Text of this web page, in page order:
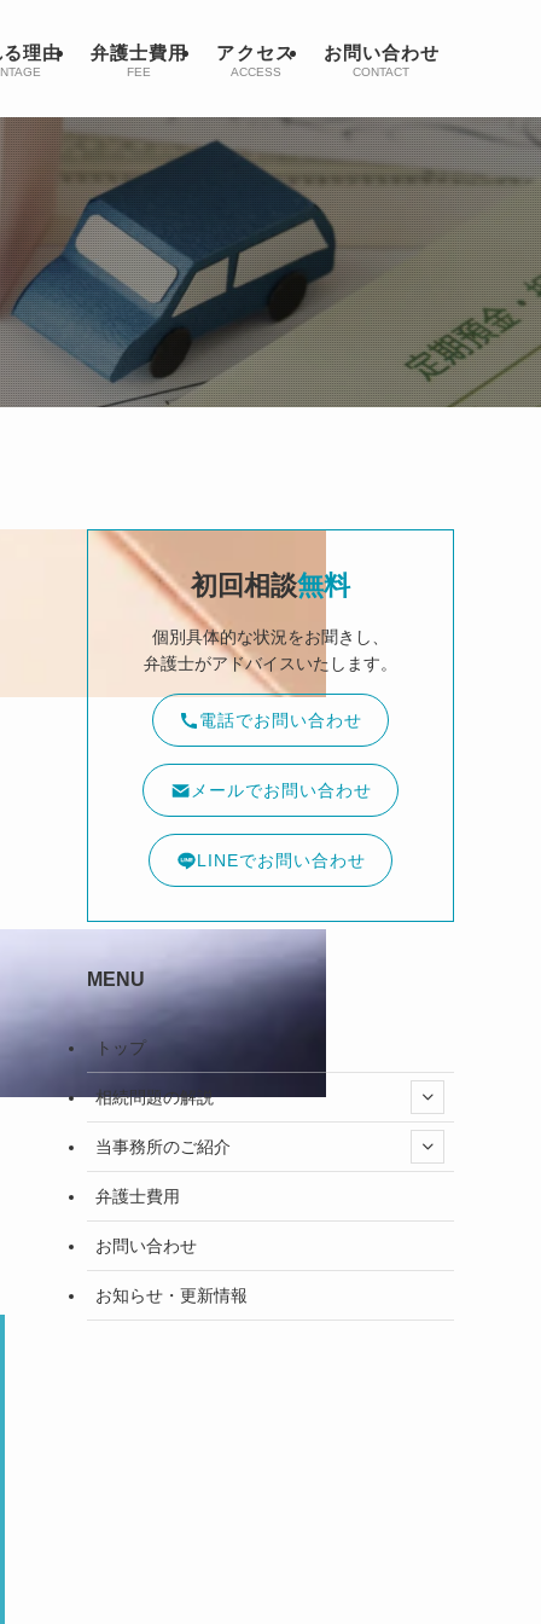
理由 弁護士費用
FEE
アクセス
ACCESS
お問い合わせ
CONTACT
初回相談無料
個別具体的な状況をお聞きし、
弁護士がアドバイスいたします。
電話でお問い合わせ
メールでお問い合わせ
LINEでお問い合わせ
MENU
トップ
相続問題の解説
当事務所のご紹介
弁護士費用
お問い合わせ
お知らせ・更新情報